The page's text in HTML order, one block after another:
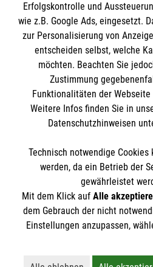
Informationen
Impressum
Ansprechpersonen
Datenschutz
Barrierefreiheit
Die Malteser
Malteser in Deutschland
Sharepoint
Spendenkonto
Empfänger: Malteser
Bank: Pax-Bank
IBAN:
Der Malteser Hilfsdienst e.V. ist
Gewerbesteuer befreit.
Erfolgskontrolle und
wie z.B. Google Ads, eingesetzt.
zur Personalisierung von
entscheiden selbst, welche
möchten. Beachten Sie
Zustimmung
Funktionalitäten der
Weitere Infos finden Sie in
Datenschutzhinweisen
Technisch notwendige
werden, da ein Betrieb der
gewährleistet
Mit dem Klick auf Alle
dem Gebrauch der nicht
Einstellungen anzupassen,